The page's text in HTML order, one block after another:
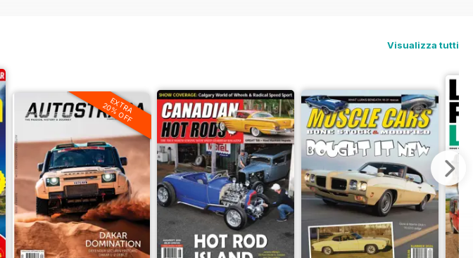
Visualizza tutti
EXTRA
20% OFF